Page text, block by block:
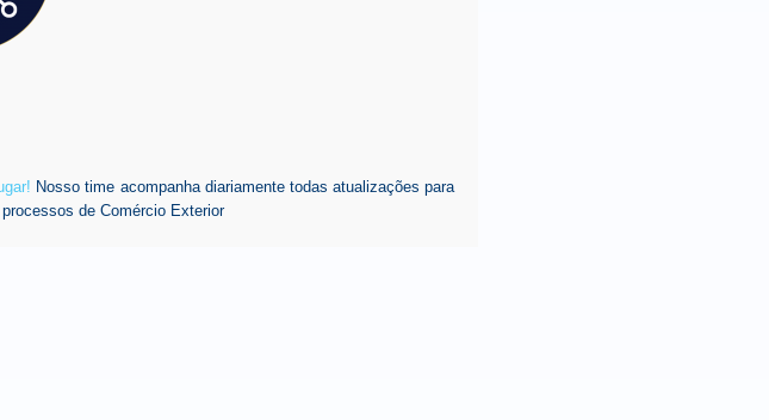
Nosso time acompanha diariamente todas atualizações para
de Comércio Exterior